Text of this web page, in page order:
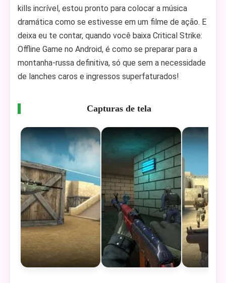
kills incrível, estou pronto para colocar a música
dramática como se estivesse em um filme de ação. E
deixa eu te contar, quando você baixa Critical Strike:
Offline Game no Android, é como se preparar para a
montanha-russa definitiva, só que sem a necessidade
de lanches caros e ingressos superfaturados!
Capturas de tela